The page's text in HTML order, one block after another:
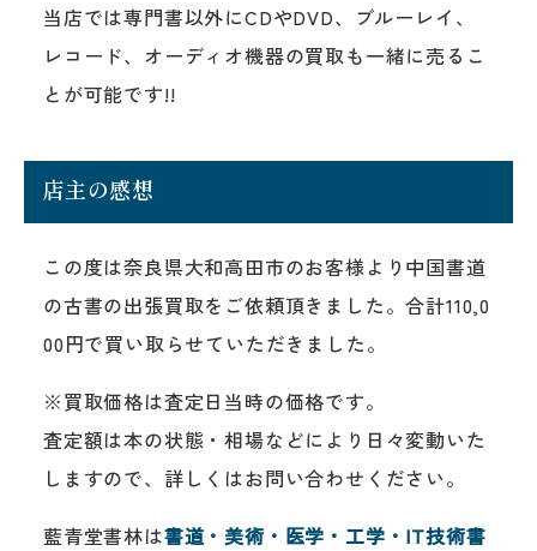
当店では専門書以外にCDやDVD、ブルーレイ、
レコード、オーディオ機器の買取も一緒に売るこ
とが可能です!!
店主の感想
この度は奈良県大和高田市のお客様より中国書道
の古書の出張買取をご依頼頂きました。合計110,0
00円で買い取らせていただきました。
※買取価格は査定日当時の価格です。
査定額は本の状態・相場などにより日々変動いた
しますので、詳しくはお問い合わせください。
藍青堂書林は書道・美術・医学・工学・IT技術書